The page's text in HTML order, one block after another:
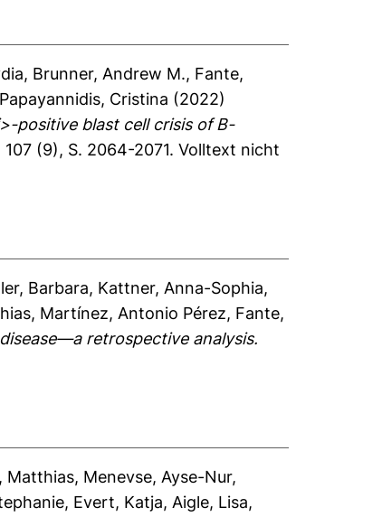
, Brunner, Andrew M., Fante,
Papayannidis, Cristina (2022)
positive blast cell crisis of B-
107 (9), S. 2064-2071.Volltext nicht
Barbara, Kattner, Anna-Sophia,
, Martínez, Antonio Pérez, Fante,
retrospective analysis.
Matthias, Menevse, Ayse-Nur,
, Evert, Katja, Aigle, Lisa,